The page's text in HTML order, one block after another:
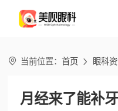
 当前位置：首页  眼科
月经来了能补